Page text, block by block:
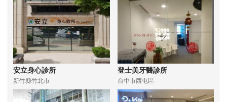
安立身心診所
新竹縣竹北市
登士美牙醫診所
台中市西屯區